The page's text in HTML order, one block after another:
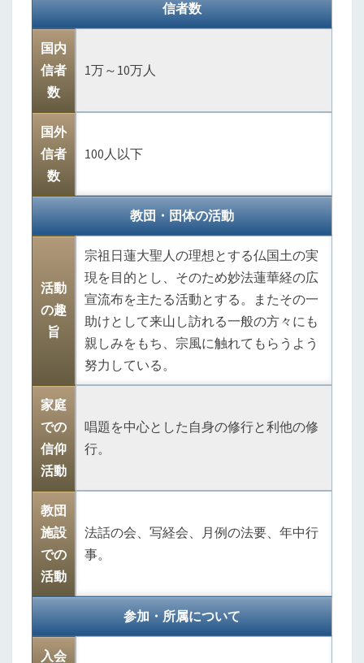
信者数
国内
信者
数
1万～10万人
国外
信者
数
100人以下
教団・団体の活動
活動
の趣
旨
宗祖日蓮大聖人の理想とする仏国土の実
現を目的とし、そのため妙法蓮華経の広
宣流布を主たる活動とする。またその一
助けとして来山し訪れる一般の方々にも
親しみをもち、宗風に触れてもらうよう
努力している。
家庭
での
信仰
活動
唱題を中心とした自身の修行と利他の修
行。
教団
施設
での
活動
法話の会、写経会、月例の法要、年中行
事。
参加・所属について
入会